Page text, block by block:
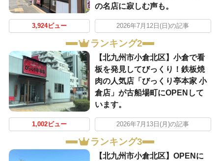
の名店に寂しむ声も。
3,924ビュー 2026年7月12日(日)の記事
ランキング2
【北九州市小倉北区】小倉で看
板を発見してびっくり！鉄板焼
肉の人気店「びっくり亭本家 小
倉店」が古船場町にOPENして
います。
1,002ビュー 2026年7月13日(月)の記事
ランキング3
【北九州市小倉北区】OPENに